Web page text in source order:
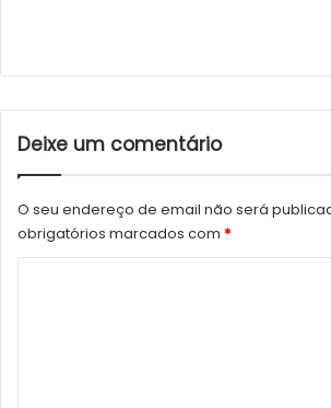
Deixe um comentário
O seu endereço de email não será
obrigatórios marcados com *